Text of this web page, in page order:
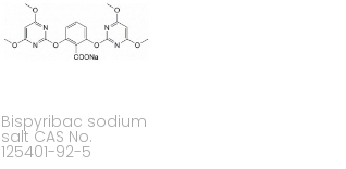
Bispyribac sodium
salt CAS No.
125401-92-5